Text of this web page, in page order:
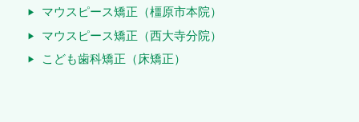
マウスピース矯正（橿原市本院）
マウスピース矯正（西大寺分院）
こども歯科矯正（床矯正）